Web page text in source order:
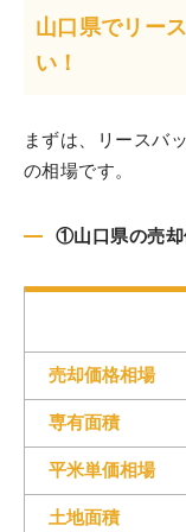
山口県でリー
い！
まずは、リースバ
の相場です。
①山口県の売却
売却価格相場
専有面積
平米単価相場
土地面積